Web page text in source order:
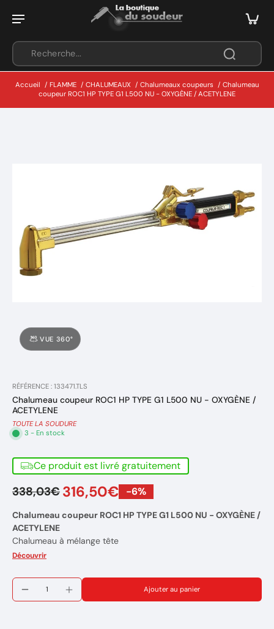
Accueil / FLAMME / CHALUMEAUX / Chalumeaux coupeurs / Chalumeau
coupeur ROC1 HP TYPE G1 L500 NU - OXYGÈNE / ACETYLENE
VUE 360°
RÉFÉRENCE : 133471.TLS
Chalumeau coupeur ROC1 HP TYPE G1 L500 NU - OXYGÈNE /
ACETYLENE
TOUTE LA SOUDURE
3 - En stock
Ce produit est livré gratuitement
338,03€ 316,50€ -6%
Chalumeau coupeur ROC1 HP TYPE G1 L500 NU - OXYGÈNE /
ACETYLENE
Chalumeau à mélange tête
Longueurs 500mm
Fourni nu
Montage cône buse G1 standard
Marque : TLS
Découvrir
Ajouter au panier